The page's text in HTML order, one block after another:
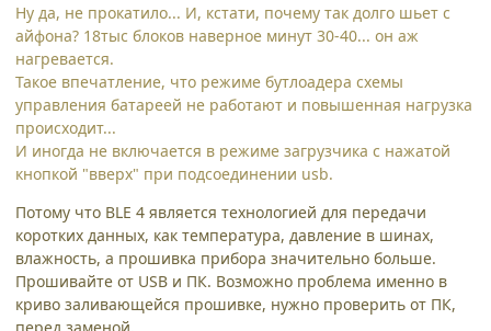
Ну да, не прокатило... И, кстати, почему так долго шьет с
айфона? 18тыс блоков наверное минут 30-40... он аж
нагревается.
Такое впечатление, что режиме бутлоадера схемы
управления батареей не работают и повышенная нагрузка
происходит...
И иногда не включается в режиме загрузчика с нажатой
кнопкой "вверх" при подсоединении usb.
Потому что BLE 4 является технологией для передачи
коротких данных, как температура, давление в шинах,
влажность, а прошивка прибора значительно больше.
Прошивайте от USB и ПК. Возможно проблема именно в
криво заливающейся прошивке, нужно проверить от ПК,